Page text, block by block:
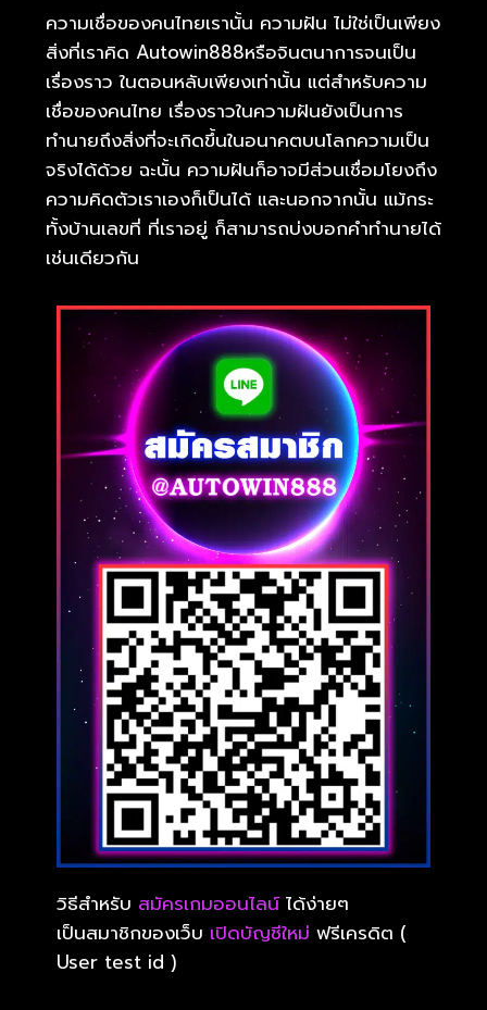
ความเชื่อของคนไทยเรานั้น ความฝัน ไม่ใช่เป็นเพียง
สิ่งที่เราคิด Autowin888หรือจินตนาการจนเป็น
เรื่องราว ในตอนหลับเพียงเท่านั้น แต่สำหรับความ
เชื่อของคนไทย เรื่องราวในความฝันยังเป็นการ
ทำนายถึงสิ่งที่จะเกิดขึ้นในอนาคตบนโลกความเป็น
จริงได้ด้วย ฉะนั้น ความฝันก็อาจมีส่วนเชื่อมโยงถึง
ความคิดตัวเราเองก็เป็นได้ และนอกจากนั้น แม้กระ
ทั้งบ้านเลขที่ ที่เราอยู่ ก็สามารถบ่งบอกคำทำนายได้
เช่นเดียวกัน
วิธีสำหรับ สมัครเกมออนไลน์ได้ง่ายๆ
เป็นสมาชิกของเว็บ เปิดบัญชีใหม่ ฟรีเครดิต (
User test id )